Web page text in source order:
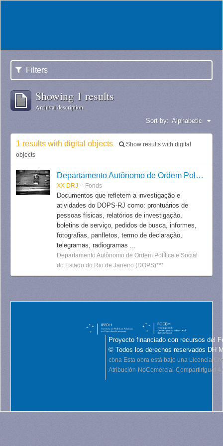
Filters
Showing 1 results
Archival description
Sort by: Alphabetic
1 results with digital objects
Show results with digital
objects
Departamento Autônomo de Ordem Política e Social do Estado do Rio de Janeiro
XX DRJ Fonds
Documentos que refletem a investigação e
atividades do DOPS-RJ como: prontuários de
pessoas físicas, relatórios de investigação,
boletins de serviço, pedidos de busca, informes,
fotografias, panfletos, termo de declaração,
telegramas, radiogramas ...
Departamento Autônomo de Ordem Política e Social
do Estado do Rio de Janeiro (DOPS)***
Proyecto financiado con recursos del
© Todos los derechos reservados DH
cbna Esta obra está bajo una Licencia
Atribución-NoComercial-CompartirIgual